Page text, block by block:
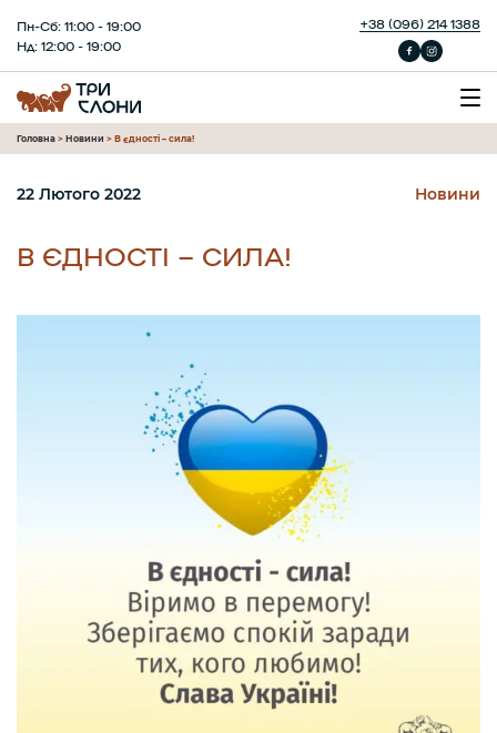
Пн-Сб: 11:00 - 19:00
Нд: 12:00 - 19:00
+38 (096) 214 1388
Головна > Новини > В єдності – сила!
В ЄДНОСТІ – СИЛА!
22 Лютого 2022 Новини